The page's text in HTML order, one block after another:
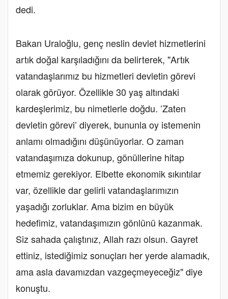
dedi.
Bakan Uraloğlu, genç neslin devlet hizmetlerini
artık doğal karşıladığını da belirterek, "Artık
vatandaşlarımız bu hizmetleri devletin görevi
olarak görüyor. Özellikle 30 yaş altındaki
kardeşlerimiz, bu nimetlerle doğdu. ’Zaten
devletin görevi’ diyerek, bununla oy istemenin
anlamı olmadığını düşünüyorlar. O zaman
vatandaşımıza dokunup, gönüllerine hitap
etmemiz gerekiyor. Elbette ekonomik sıkıntılar
var, özellikle dar gelirli vatandaşlarımızın
yaşadığı zorluklar. Ama bizim en büyük
hedefimiz, vatandaşımızın gönlünü kazanmak.
Siz sahada çalıştınız, Allah razı olsun. Gayret
ettiniz, istediğimiz sonuçları her yerde alamadık,
ama asla davamızdan vazgeçmeyeceğiz" diye
konuştu.